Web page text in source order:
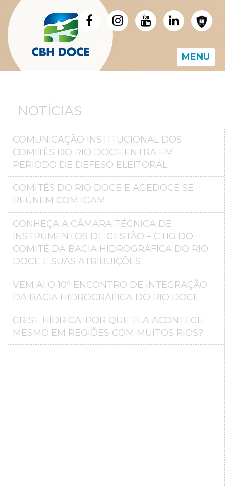
MENU
NOTÍCIAS
COMUNICAÇÃO INSTITUCIONAL DOS
COMITÊS DO RIO DOCE ENTRA EM
PERÍODO DE DEFESO ELEITORAL
COMITÊS DO RIO DOCE E AGEDOCE SE
REÚNEM COM IGAM
CONHEÇA A CÂMARA TÉCNICA DE
INSTRUMENTOS DE GESTÃO – CTIG DO
COMITÊ DA BACIA HIDROGRÁFICA DO RIO
DOCE E SUAS ATRIBUIÇÕES
VEM AÍ O 10º ENCONTRO DE INTEGRAÇÃO
DA BACIA HIDROGRÁFICA DO RIO DOCE
CRISE HÍDRICA: POR QUE ELA ACONTECE
MESMO EM REGIÕES COM MUITOS RIOS?